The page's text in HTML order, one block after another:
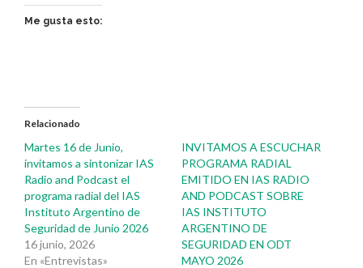
Me gusta esto:
Relacionado
Martes 16 de Junio,
invitamos a sintonizar IAS
Radio and Podcast el
programa radial del IAS
Instituto Argentino de
Seguridad de Junio 2026
16 junio, 2026
En «Entrevistas»
INVITAMOS A ESCUCHAR
PROGRAMA RADIAL
EMITIDO EN IAS RADIO
AND PODCAST SOBRE
IAS INSTITUTO
ARGENTINO DE
SEGURIDAD EN ODT
MAYO 2026